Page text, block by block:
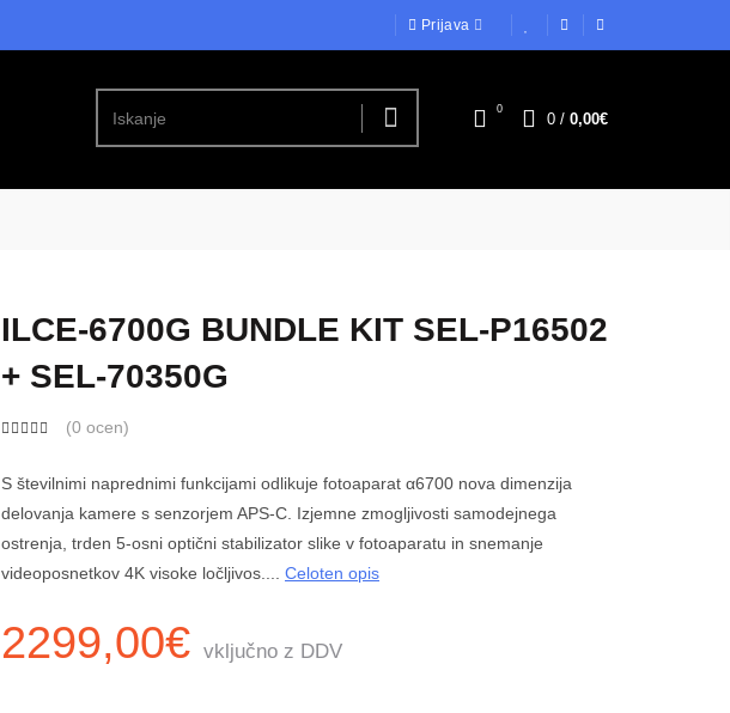
Prijava
0
0 / 0,00€
ILCE-6700G BUNDLE KIT SEL-P16502
+ SEL-70350G
(0 ocen)
S številnimi naprednimi funkcijami odlikuje fotoaparat α6700 nova dimenzija
delovanja kamere s senzorjem APS-C. Izjemne zmogljivosti samodejnega
ostrenja, trden 5-osni optični stabilizator slike v fotoaparatu in snemanje
videoposnetkov 4K visoke ločljivos.... Celoten opis
2299,00€ vključno z DDV